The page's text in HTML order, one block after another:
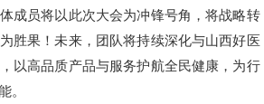
成员将以此次大会为冲锋号角，将战略转
胜果！未来，团队将持续深化与山西好医
以高品质产品与服务护航全民健康，为行
。